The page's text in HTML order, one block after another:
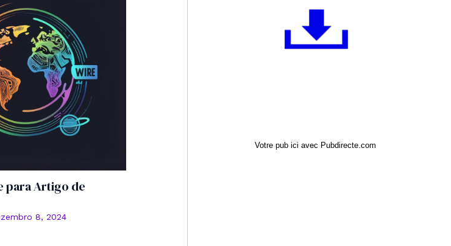
para Artigo de
8, 2024
Votre pub ici avec Pubdirecte.com